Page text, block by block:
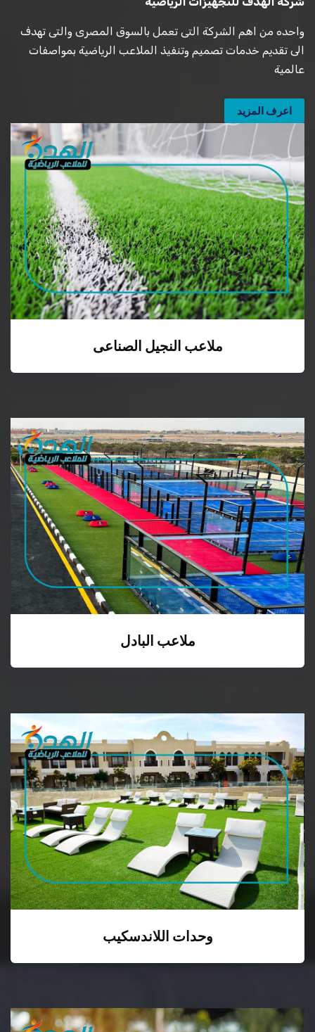
واحده من اهم الشركة التى تعمل بالسوق المصرى والتى تهدف
الى تقديم خدمات تصميم وتنفيذ الملاعب الرياضية بمواصفات
عالمية
اعرف المزيد
ملاعب النجيل الصناعى
ملاعب البادل
وحدات اللاندسكيب